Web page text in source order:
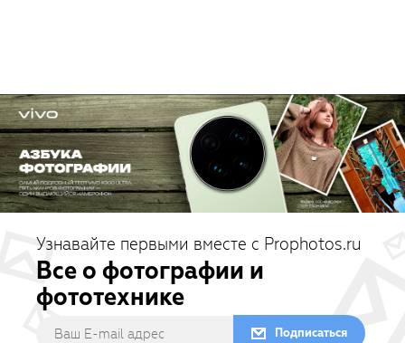
Узнавайте первыми вместе с Prophotos.ru
Все о фотографии и
фототехнике
Подписаться